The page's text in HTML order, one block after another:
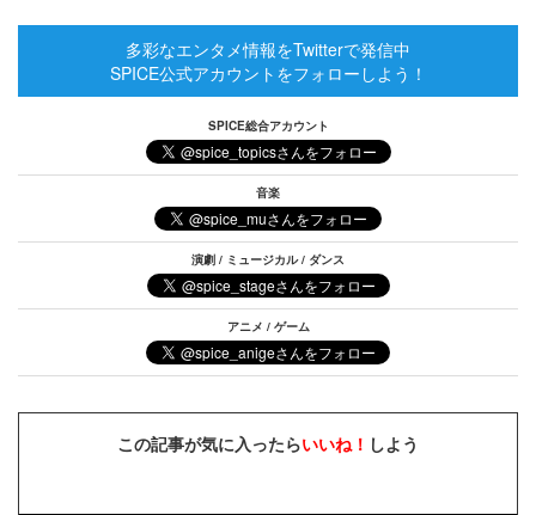
多彩なエンタメ情報をTwitterで発信中
SPICE公式アカウントをフォローしよう！
SPICE総合アカウント
音楽
演劇 / ミュージカル / ダンス
アニメ / ゲーム
この記事が気に入ったらいいね！ しよう